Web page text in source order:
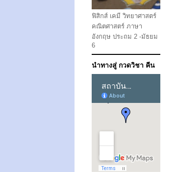
ฟิสิกส์ เคมี วิทยาศาสตร์
คณิตศาสตร์ ภาษา
อังกฤษ ประถม 2 -มัธยม
6
นำทางสู่ กวดวิชา คีน